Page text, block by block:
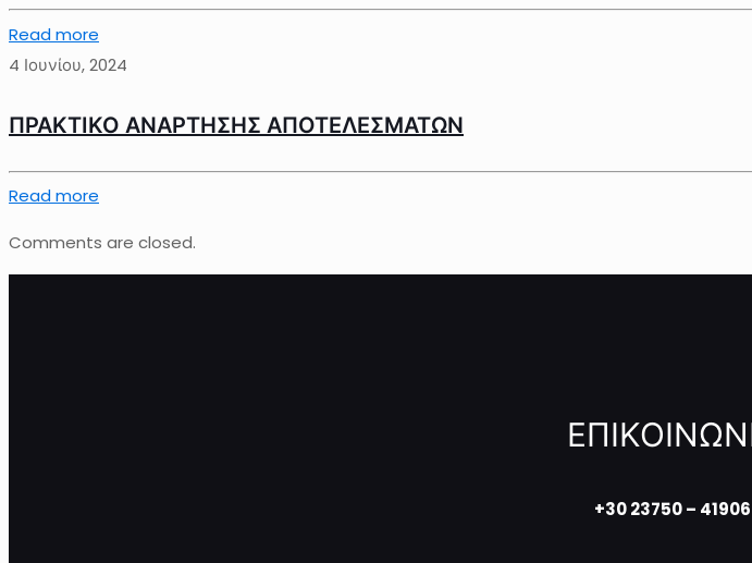
Read more
4 Ιουνίου, 2024
ΠΡΑΚΤΙΚΟ ΑΝΑΡΤΗΣΗΣ ΑΠΟΤΕΛΕΣΜΑΤΩΝ
Read more
Comments are closed.
+30 23750 – 41906